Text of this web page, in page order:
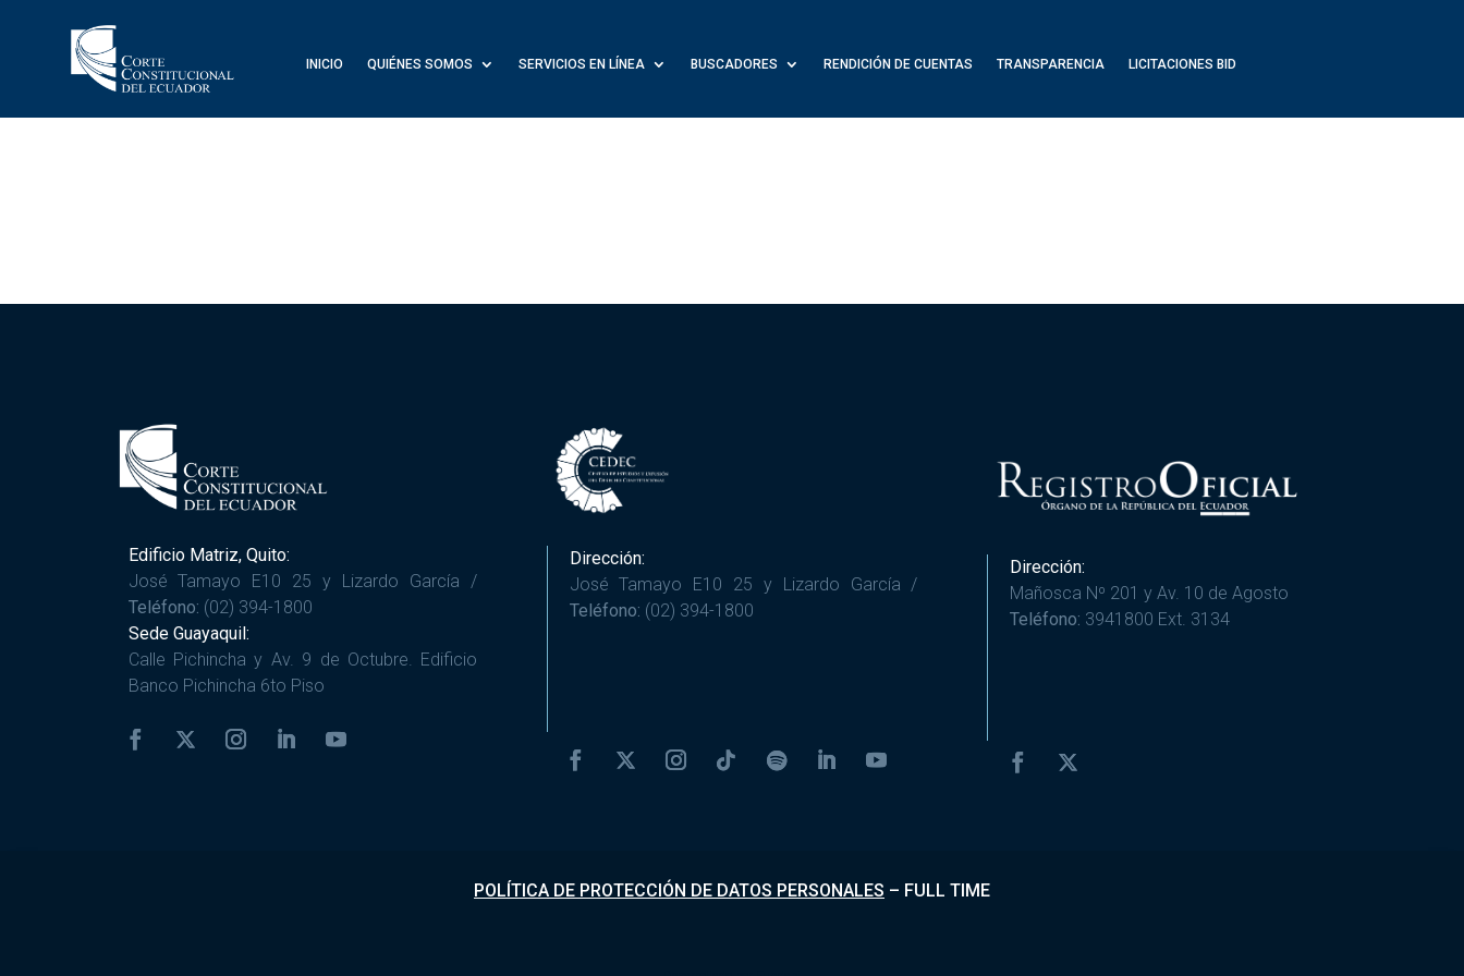
INICIO QUIÉNES SOMOS SERVICIOS EN LÍNEA BUSCADORES RENDICIÓN DE CUENTAS TRANSPARENCIA LICITACIONES BID
Edificio Matriz, Quito:
José Tamayo E10 25 y Lizardo García /
Teléfono: (02) 394-1800
Sede Guayaquil:
Calle Pichincha y Av. 9 de Octubre. Edificio
Banco Pichincha 6to Piso
Dirección:
José Tamayo E10 25 y Lizardo García /
Teléfono: (02) 394-1800
Dirección:
Mañosca Nº 201 y Av. 10 de Agosto
Teléfono: 3941800 Ext. 3134
POLÍTICA DE PROTECCIÓN DE DATOS PERSONALES – FULL TIME